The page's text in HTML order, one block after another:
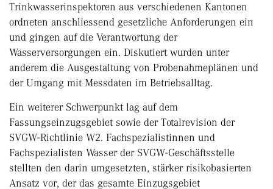
Trinkwasserinspektoren aus verschiedenen Kantonen
ordneten anschliessend gesetzliche Anforderungen ein
und gingen auf die Verantwortung der
Wasserversorgungen ein. Diskutiert wurden unter
anderem die Ausgestaltung von Probenahmeplänen und
der Umgang mit Messdaten im Betriebsalltag.
Ein weiterer Schwerpunkt lag auf dem
Fassungseinzugsgebiet sowie der Totalrevision der
SVGW-Richtlinie W2. Fachspezialistinnen und
Fachspezialisten Wasser der SVGW-Geschäftsstelle
stellten den darin umgesetzten, stärker risikobasierten
Ansatz vor, der das gesamte Einzugsgebiet